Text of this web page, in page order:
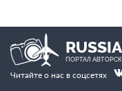
ПОРТАЛ
Читайте о нас в соцсетях